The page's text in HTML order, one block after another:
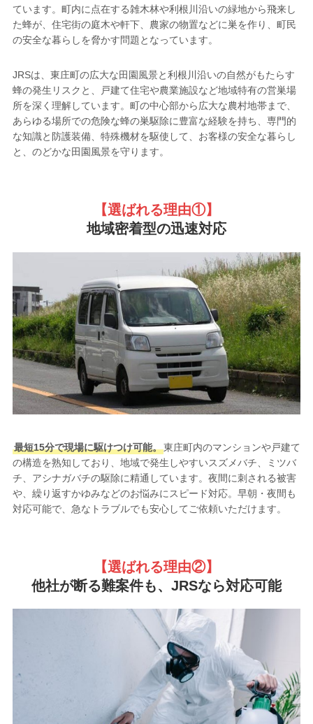
ています。町内に点在する雑木林や利根川沿いの緑地から飛来し
た蜂が、住宅街の庭木や軒下、農家の物置などに巣を作り、町民
の安全な暮らしを脅かす問題となっています。
JRSは、東庄町の広大な田園風景と利根川沿いの自然がもたらす
蜂の発生リスクと、戸建て住宅や農業施設など地域特有の営巣場
所を深く理解しています。町の中心部から広大な農村地帯まで、
あらゆる場所での危険な蜂の巣駆除に豊富な経験を持ち、専門的
な知識と防護装備、特殊機材を駆使して、お客様の安全な暮らし
と、のどかな田園風景を守ります。
【選ばれる理由①】
地域密着型の迅速対応
最短15分で現場に駆けつけ可能。東庄町内のマンションや戸建て
の構造を熟知しており、地域で発生しやすいスズメバチ、ミツバ
チ、アシナガバチの駆除に精通しています。夜間に刺される被害
や、繰り返すかゆみなどのお悩みにスピード対応。早朝・夜間も
対応可能で、急なトラブルでも安心してご依頼いただけます。
【選ばれる理由②】
他社が断る難案件も、JRSなら対応可能